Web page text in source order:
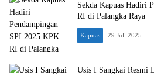
Sekda Kapuas Hadiri
RI di Palangka Raya
Kapuas 29 Juli 2025
Usis I Sangkai Resmi